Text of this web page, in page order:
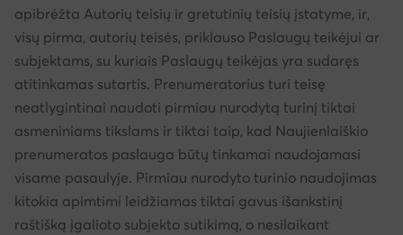
apibrėžta Autorių teisių ir gretutinių teisių įstatyme, ir,
visų pirma, autorių teisės, priklauso Paslaugų teikėjui ar
subjektams, su kuriais Paslaugų teikėjas yra sudaręs
atitinkamas sutartis. Prenumeratorius turi teisę
neatlygintinai naudoti pirmiau nurodytą turinį tiktai
asmeniniams tikslams ir tiktai taip, kad Naujienlaiškio
prenumeratos paslauga būtų tinkamai naudojamasi
visame pasaulyje. Pirmiau nurodyto turinio naudojimas
kitokia apimtimi leidžiamas tiktai gavus išankstinį
raštišką įgalioto subjekto sutikimą, o nesilaikant